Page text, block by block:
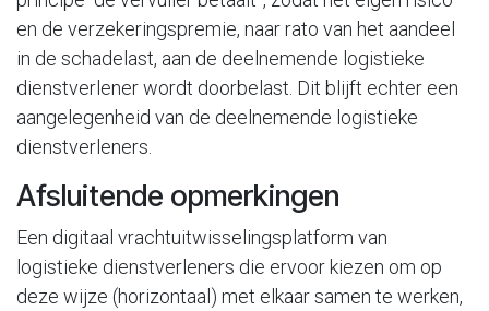
en de verzekeringspremie, naar rato van het aandeel
in de schadelast, aan de deelnemende logistieke
dienstverlener wordt doorbelast. Dit blijft echter een
aangelegenheid van de deelnemende logistieke
dienstverleners.
Afsluitende opmerkingen
Een digitaal vrachtuitwisselingsplatform van
logistieke dienstverleners die ervoor kiezen om op
deze wijze (horizontaal) met elkaar samen te werken,